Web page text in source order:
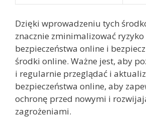
Dzięki wprowadzeniu tych
znacznie zminimalizować
bezpieczeństwa online i
środki online. Ważne jest, aby
i regularnie przeglądać i
bezpieczeństwa online, aby
ochronę przed nowymi i
zagrożeniami.